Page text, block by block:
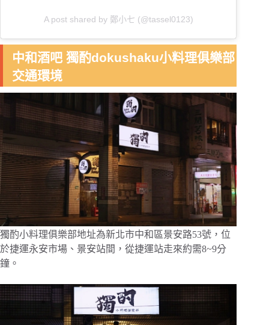
A post shared by 鄭小七 (@tassel0123)
中和酒吧 獨酌dokushaku小料理俱樂部
交通環境
獨酌小料理俱樂部地址為新北市中和區景安路53號，位
於捷運永安市場、景安站間，從捷運站走來約需8~9分
鐘。